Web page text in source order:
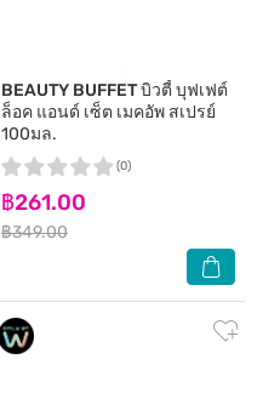
BEAUTY BUFFETบิวตี้ บุฟเฟต์
ล็อค แอนด์ เซ็ต เมคอัพ สเปรย์
100มล.
฿261.00
฿349.00
(0)